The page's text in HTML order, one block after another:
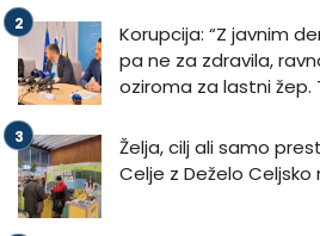
Korupcija: “Z javnim
pa ne za zdravila,
oziroma za lastni žep.
Želja, cilj ali samo
Celje z Deželo